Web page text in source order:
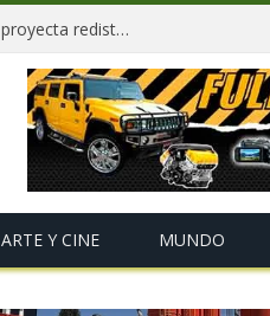
Paz y gobernadores firman acuerdo del 50/50 que proyecta redistribuir recursos y tributos desde 2027
ARTE Y CINE MUNDO